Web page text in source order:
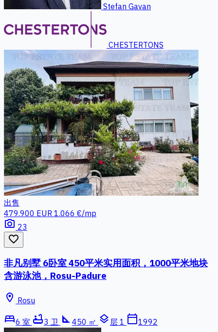
Stefan Gavan
CHESTERTONS
出售
479.900 EUR 1.066 €/mp
photo_camera 23
favorite_border
非凡别墅 6卧室 450平米实用面积，1000平米地块
含游泳池，Rosu-Padure
location_on Rosu
bed6 室 bathtub3 卫 square_foot 450 ㎡ layers 层 1 calendar_today1992